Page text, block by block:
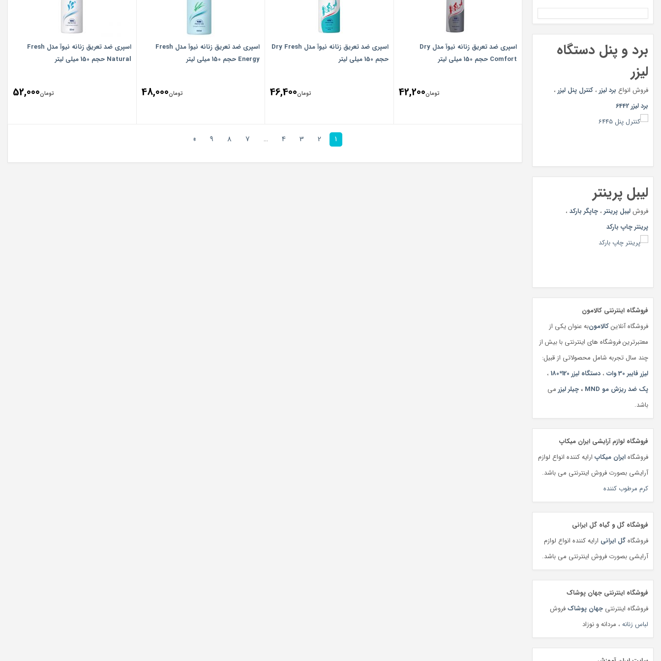
برد و پنل دستگاه
لیزر
فروش انواع برد لیزر ، کنترل پنل لیزر ،
برد لیزر 6442
لیبل پرینتر
فروشلیبل پرینتر ، چاپگر بارکد ،
پرینتر چاپ بارکد
فروشگاه اینترنتی کالامون
فروشگاه آنلاینکالامونبه عنوان یکی از
معتبرترین فروشگاه های اینترنتی با بیش از
چند سال تجربه شامل محصولاتی از قبیل:
لیزر فایبر 30 وات
، دستگاه لیزر 120*180
،
پک ضد ریزش مو MND
، چیلر لیزر می
باشد.
فروشگاه لوازم آرایشی ایران میکاپ
فروشگاهایران میکاپ ارایه کننده انواع لوازم
آرایشی بصورت فروش اینترنتی می باشد.
کرم مرطوب کننده
فروشگاه گل و گیاه گل ایرانی
فروشگاهگل ایرانی ارایه کننده انواع لوازم
آرایشی بصورت فروش اینترنتی می باشد.
فروشگاه اینترنتی جهان پوشاک
فروشگاه اینترنتی جهان پوشاکفروش
لباس زنانه ، مردانه و نوزاد
اسپری ضد تعریق زنانه نیوآ مدل Dry
Comfort حجم 150 میلی لیتر
تومان42,200
اسپری ضد تعریق زنانه نیوآ مدل Dry Fresh
حجم 150 میلی لیتر
تومان46,400
اسپری ضد تعریق زنانه نیوآ مدل Fresh
Energy حجم 150 میلی لیتر
تومان48,000
اسپری ضد تعریق زنانه نیوآ مدل Fresh
Natural حجم 150 میلی لیتر
تومان52,000
1
2
3
4
…
7
8
9
»